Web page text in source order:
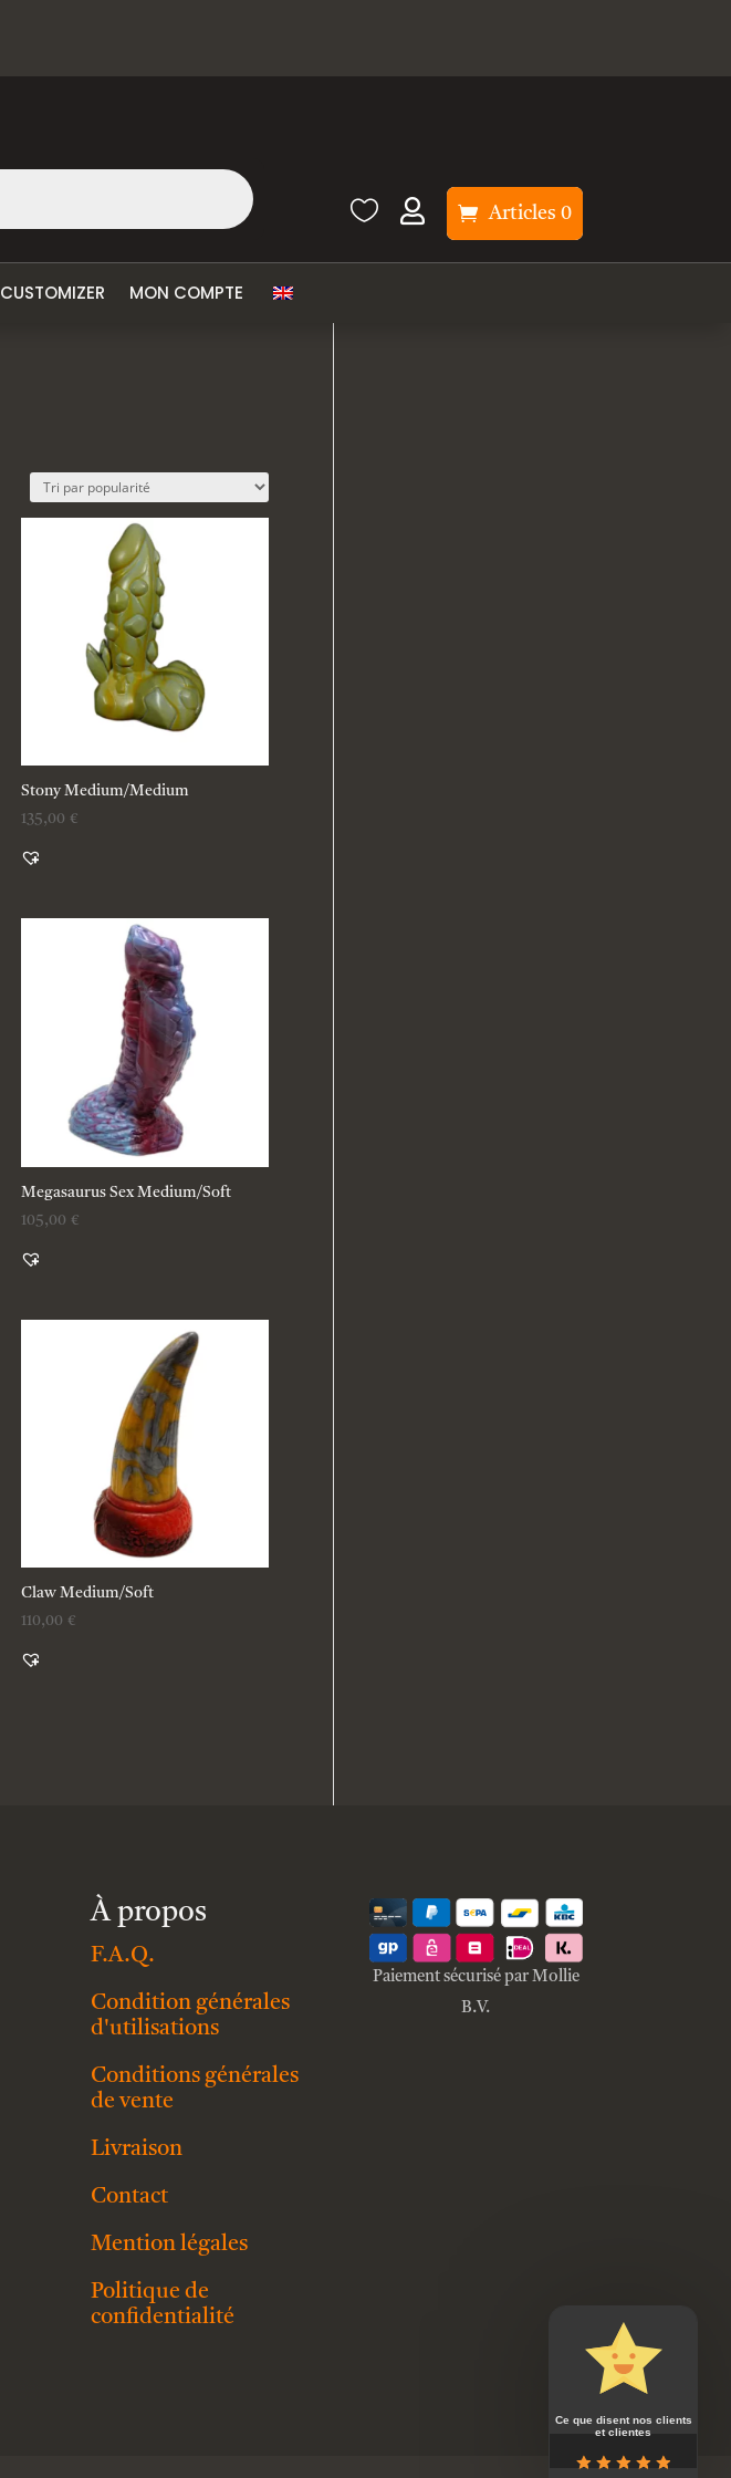
  Articles 0
CUSTOMIZER MON COMPTE
Stony Medium/Medium
135,00 €
Megasaurus Sex Medium/Soft
105,00 €
Claw Medium/Soft
110,00 €
À propos
F.A.Q.
Condition générales
d'utilisations
Conditions générales
de vente
Livraison
Contact
Mention légales
Politique de
confidentialité
Paiement sécurisé par Mollie
B.V.
Ce que disent nos clients
et clientes